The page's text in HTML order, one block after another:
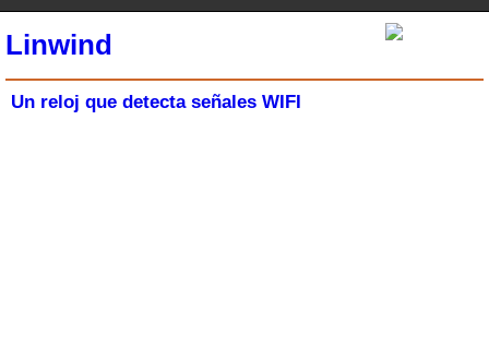
Linwind
Un reloj que detecta señales WIFI